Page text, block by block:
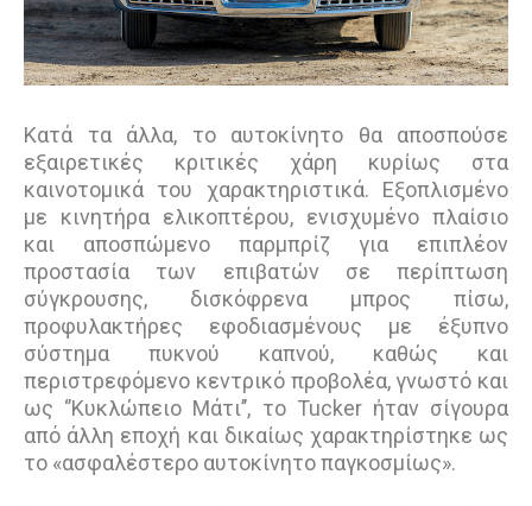
Κατά τα άλλα, το αυτοκίνητο θα αποσπούσε
εξαιρετικές κριτικές χάρη κυρίως στα
καινοτομικά του χαρακτηριστικά. Εξοπλισμένο
με κινητήρα ελικοπτέρου, ενισχυμένο πλαίσιο
και αποσπώμενο παρμπρίζ για επιπλέον
προστασία των επιβατών σε περίπτωση
σύγκρουσης, δισκόφρενα μπρος πίσω,
προφυλακτήρες εφοδιασμένους με έξυπνο
σύστημα πυκνού καπνού, καθώς και
περιστρεφόμενο κεντρικό προβολέα, γνωστό και
ως ‘’Κυκλώπειο Μάτι’’, το Tucker ήταν σίγουρα
από άλλη εποχή και δικαίως χαρακτηρίστηκε ως
το «ασφαλέστερο αυτοκίνητο παγκοσμίως».